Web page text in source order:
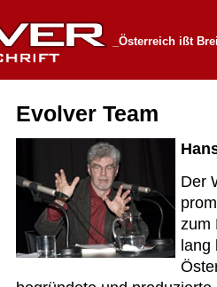
_Österreich ißt
Evolver Team
Der
zum
lang